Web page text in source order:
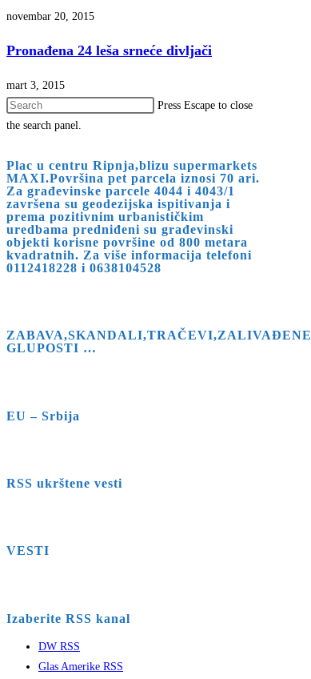
novembar 20, 2015
Pronađena 24 leša srneće divljači
mart 3, 2015
Press Escape to close
the search panel.
Plac u centru Ripnja,blizu supermarkets
MAXI.Površina pet parcela iznosi 70 ari.
Za građevinske parcele 4044 i 4043/1
završena su geodezijska ispitivanja i
prema pozitivnim urbanističkim
uredbama predniđeni su građevinski
objekti korisne površine od 800 metara
kvadratnih. Za više informacija telefoni
0112418228 i 0638104528
ZABAVA,SKANDALI,TRAČEVI,ZALIVAĐENE
GLUPOSTI …
EU – Srbija
RSS ukrštene vesti
VESTI
Izaberite RSS kanal
DW RSS
Glas Amerike RSS